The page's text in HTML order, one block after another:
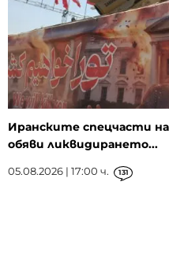
Иранските спецчасти
обяви ликвидирането...
05.08.2026 | 17:00 ч. 131